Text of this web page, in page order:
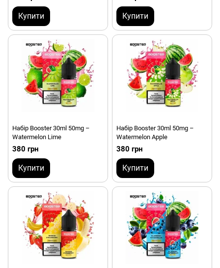
Купити Купити
Набір Booster 30ml 50mg –
Watermelon Lime
380 грн
Купити
Набір Booster 30ml 50mg –
Watermelon Apple
380 грн
Купити